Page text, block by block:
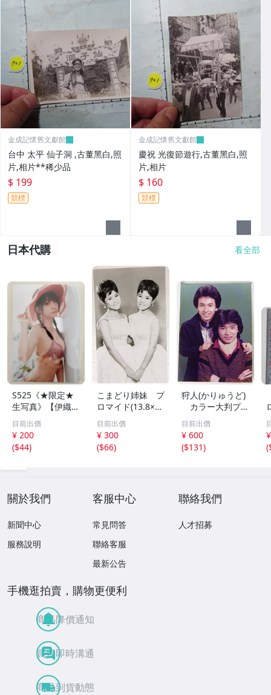
金成記懷舊文獻館
台中 太平 仙子洞 ,古董黑白,照
片,相片**稀少品
$ 199
競標
金成記懷舊文獻館
慶祝 光復節遊行,古董黑白,照
片,相片
$ 160
競標
日本代購 看全部
S525《★限定★
生写真》【伊織も
え】ビッグコミッ
クスピリッツ 202
6年8月3日号 ★セ
ブンネット限定特
目前出價
¥ 200
($44)
こまどり姉妹 プ
ロマイド(13.8×8.
5cm) 1枚●bn.4
6
目前出價
¥ 300
($66)
狩人(かりゅうど)
カラー大判プロ
マイド(18×13cm)
1枚●bn.48
目前出價
¥ 600
($131)
(
關於我們
新聞中心
服務說明
客服中心
常見問答
聯絡客服
最新公告
聯絡我們
人才招募
手機逛拍賣，購物更便利
商品降價通知
買賣即時溝通
商品到貨動態